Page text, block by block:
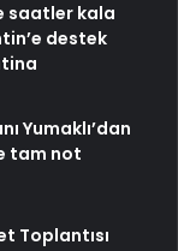
saatler kala
destek
Yumaklı’dan
tam not
Toplantısı